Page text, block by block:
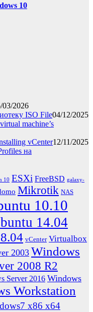
10
03/2026
ISO File04/12/2025
machine’s
vCenter12/11/2025
на
10 ESXi FreeBSD galaxy-
Mikrotik NAS
10.10
14.04
vCenter Virtualbox
2003 Windows
2008 R2
Server 2016 Windows
Workstation
x86 x64